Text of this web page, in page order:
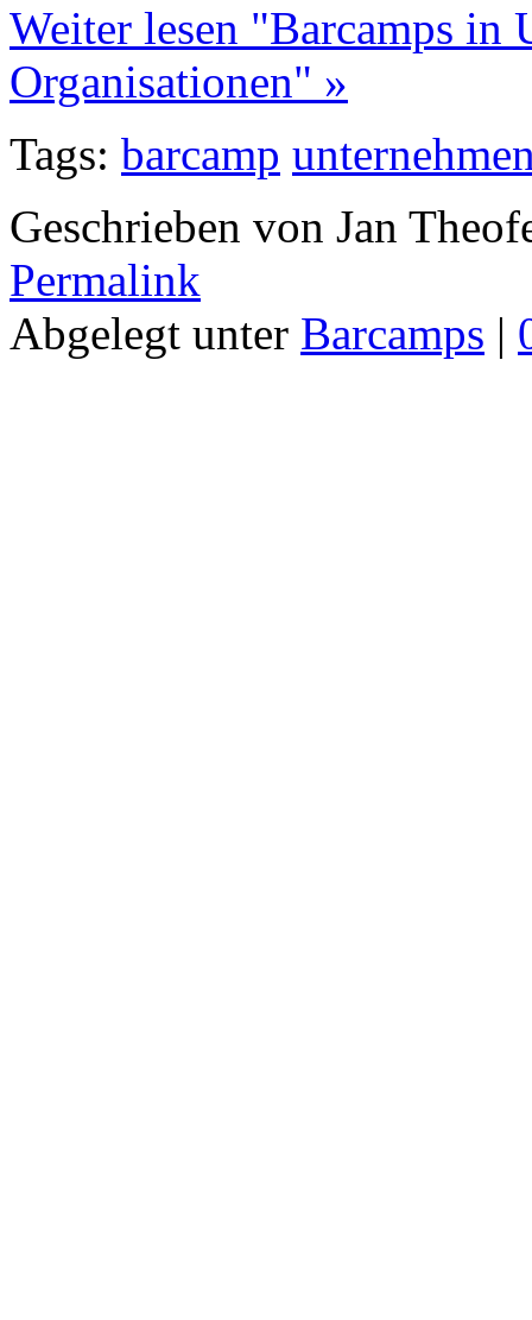
Weiter lesen "Barcamps in
Organisationen" »
Tags: barcamp
Geschrieben von Jan
Permalink
Abgelegt unter Barcamps |